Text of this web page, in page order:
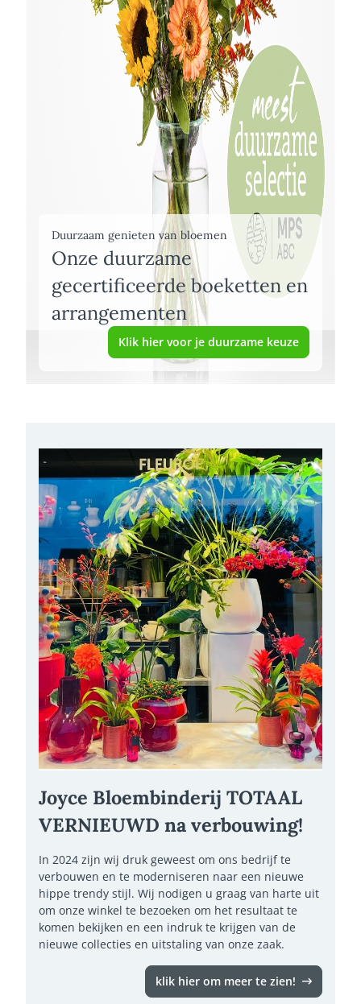
Duurzaam genieten van bloemen
Onze duurzame
gecertificeerde boeketten en
arrangementen
Klik hier voor je duurzame keuze
Joyce Bloembinderij TOTAAL
VERNIEUWD na verbouwing!
In 2024 zijn wij druk geweest om ons bedrijf te
verbouwen en te moderniseren naar een nieuwe
hippe trendy stijl. Wij nodigen u graag van harte uit
om onze winkel te bezoeken om het resultaat te
komen bekijken en een indruk te krijgen van de
nieuwe collecties en uitstaling van onze zaak.
klik hier om meer te zien!